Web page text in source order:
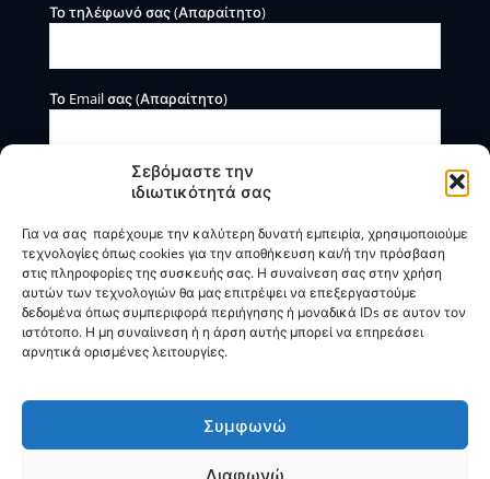
Σεβόμαστε την
ιδιωτικότητά σας
Για να σας παρέχουμε την καλύτερη δυνατή εμπειρία, χρησιμοποιούμε
τεχνολογίες όπως cookies για την αποθήκευση και/ή την πρόσβαση
στις πληροφορίες της συσκευής σας. Η συναίνεση σας στην χρήση
αυτών των τεχνολογιών θα μας επιτρέψει να επεξεργαστούμε
δεδομένα όπως συμπεριφορά περιήγησης ή μοναδικά IDs σε αυτον τον
ιστότοπο. Η μη συναίινεση ή η άρση αυτής μπορεί να επηρεάσει
αρνητικά ορισμένες λειτουργίες.
Συμφωνώ
Διαφωνώ
Το τηλέφωνό σας (Απαραίτητο)
Το Email σας (Απαραίτητο)
Η BOXmind παρέχει πληροφοριακές και συμβουλευτικές
υπηρεσίες. Δεν προσφέρει υπηρεσίες ρύθμισης ή
διαγραφής οφειλών.